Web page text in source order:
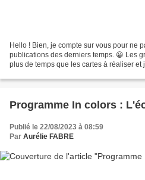
Hello ! Bien, je compte sur vous pour ne
publications des derniers temps. 😀 Les
plus de temps que les cartes à réaliser et
Programme In colors :
Publié le 22/08/2023 à 08:59
Par Aurélie FABRE